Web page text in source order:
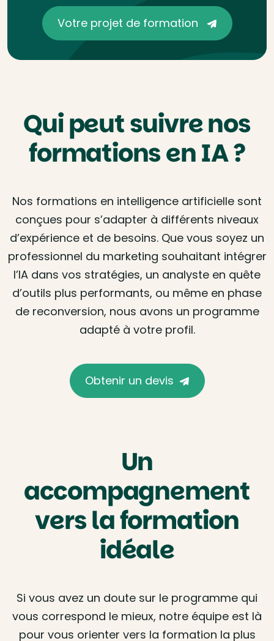
Votre projet de formation
Qui peut suivre nos
formations en IA ?
Nos formations en intelligence artificielle sont
conçues pour s’adapter à différents niveaux
d’expérience et de besoins. Que vous soyez un
professionnel du marketing souhaitant intégrer
l’IA dans vos stratégies, un analyste en quête
d’outils plus performants, ou même en phase
de reconversion, nous avons un programme
adapté à votre profil.
Obtenir un devis
Un
accompagnement
vers la formation
idéale
Si vous avez un doute sur le programme qui
vous correspond le mieux, notre équipe est là
pour vous orienter vers la formation la plus